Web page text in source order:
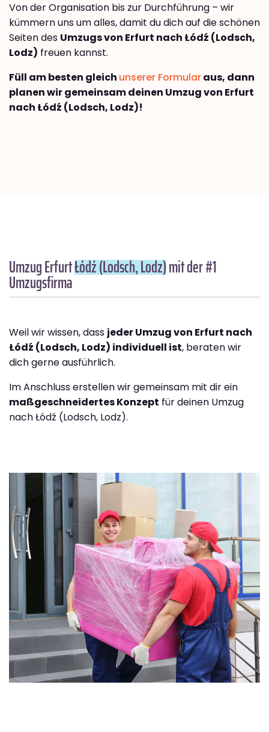
Von der Organisation bis zur Durchführung – wir
kümmern uns um alles, damit du dich auf die schönen
Seiten des Umzugs von Erfurt nach Łódź (Lodsch,
Lodz) freuen kannst.
Füll am besten gleich unserer Formularaus, dann
planen wir gemeinsam deinen Umzug von Erfurt
nach Łódź (Lodsch, Lodz)!
Umzug ErfurtŁódź (Lodsch, Lodz)mit der #1
Umzugsfirma
Weil wir wissen, dass jeder Umzug von Erfurt nach
Łódź (Lodsch, Lodz) individuell ist, beraten wir
dich gerne ausführlich.
Im Anschluss erstellen wir gemeinsam mit dir ein
maßgeschneidertes Konzept für deinen Umzug
nach Łódź (Lodsch, Lodz).